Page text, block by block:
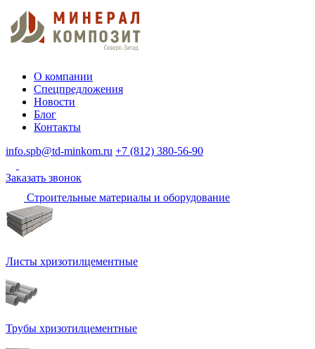
О компании
Спецпредложения
Новости
Блог
Контакты
info.spb@td-minkom.ru +7 (812) 380-56-90
Заказать звонок
Строительные материалы и оборудование
Листы хризотилцементные
Трубы хризотилцементные